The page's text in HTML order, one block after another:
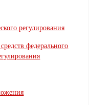
регулирования
федерального